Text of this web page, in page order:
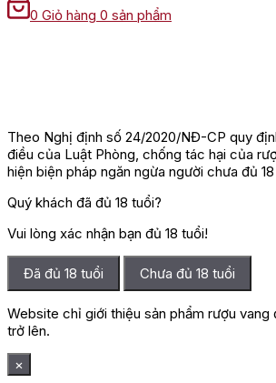
0 Giỏ hàng 0 sản phẩm
Theo Nghị định số 24/2020/NĐ-CP quy
điều của Luật Phòng, chống tác hại của
hiện biện pháp ngăn ngừa người chưa đủ
Quý khách đã đủ 18 tuổi?
Vui lòng xác nhận bạn đủ 18 tuổi!
Đã đủ 18 tuổi Chưa đủ 18 tuổi
Website chỉ giới thiệu sản phẩm rượu vang
trở lên.
×